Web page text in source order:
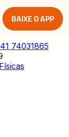
BAIXE O APP
74031865